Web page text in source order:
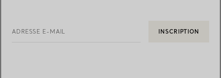
ADRESSE E-MAIL INSCRIPTION